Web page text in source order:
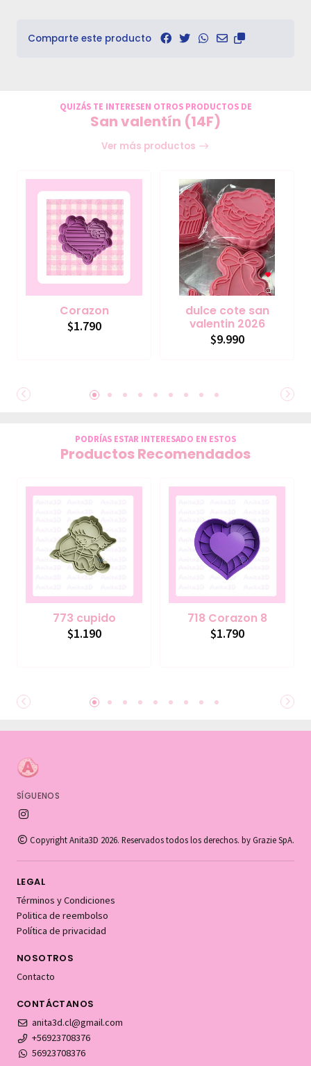
Comparte este producto
QUIZÁS TE INTERESEN OTROS PRODUCTOS DE
San valentín (14F)
Ver más productos
Corazon
$1.790
dulce cote san
valentin 2026
$9.990
PODRÍAS ESTAR INTERESADO EN ESTOS
Productos Recomendados
773 cupido
$1.190
718 Corazon 8
$1.790
SÍGUENOS
Copyright Anita3D 2026. Reservados todos los derechos. by Grazie SpA.
LEGAL
Términos y Condiciones
Politica de reembolso
Política de privacidad
NOSOTROS
Contacto
CONTÁCTANOS
anita3d.cl@gmail.com
+56923708376
56923708376